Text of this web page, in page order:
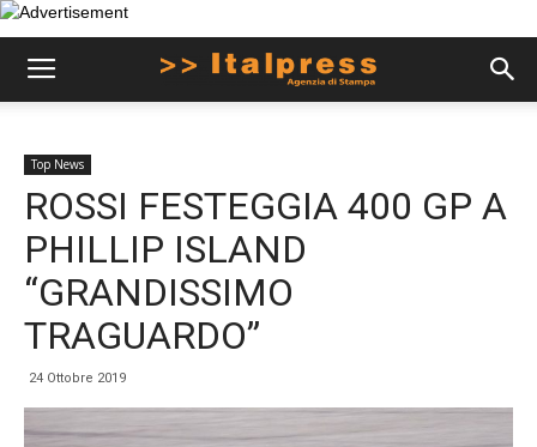
Top News
ROSSI FESTEGGIA 400 GP A
PHILLIP ISLAND
“GRANDISSIMO
TRAGUARDO”
24 Ottobre 2019